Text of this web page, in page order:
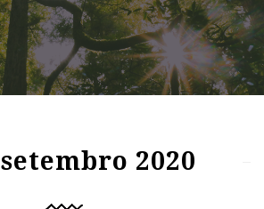
setembro 2020